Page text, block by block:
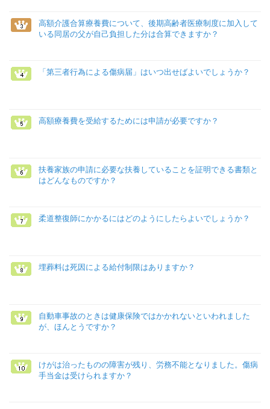
高額介護合算療養費について、後期高齢者医療制度に加入して
いる同居の父が自己負担した分は合算できますか？
「第三者行為による傷病届」はいつ出せばよいでしょうか？
高額療養費を受給するためには申請が必要ですか？
扶養家族の申請に必要な扶養していることを証明できる書類と
はどんなものですか？
柔道整復師にかかるにはどのようにしたらよいでしょうか？
埋葬料は死因による給付制限はありますか？
自動車事故のときは健康保険ではかかれないといわれました
が、ほんとうですか？
けがは治ったものの障害が残り、労務不能となりました。傷病
手当金は受けられますか？